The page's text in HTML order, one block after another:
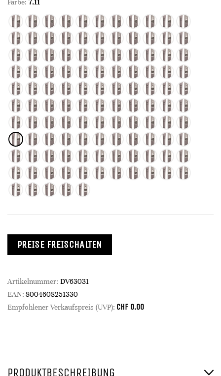
Farbe: 7.11
PREISE FREISCHALTEN
Artikelnummer: DV63031
EAN: 8004608251330
Empfohlener Verkaufspreis (UVP): CHF 0.00
PRODUKTBESCHREIBUNG